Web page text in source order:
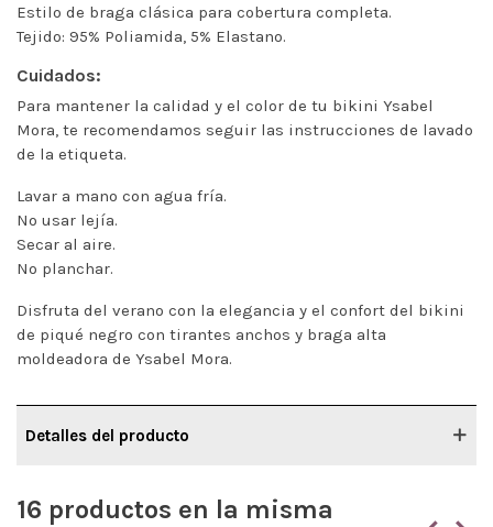
Estilo de braga clásica para cobertura completa.
Tejido: 95% Poliamida, 5% Elastano.
Cuidados:
Para mantener la calidad y el color de tu bikini Ysabel
Mora, te recomendamos seguir las instrucciones de lavado
de la etiqueta.
Lavar a mano con agua fría.
No usar lejía.
Secar al aire.
No planchar.
Disfruta del verano con la elegancia y el confort del bikini
de piqué negro con tirantes anchos y braga alta
moldeadora de Ysabel Mora.
Detalles del producto
16 productos en la misma